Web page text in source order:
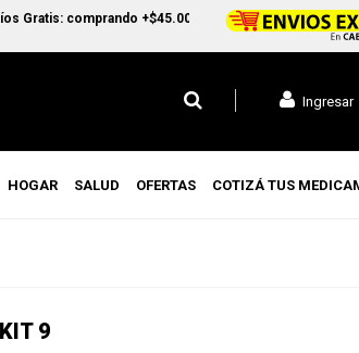
comprando +$45.000 en CABA y GBA1 y +$99.000 a
Ingresar
HOGAR SALUD OFERTAS COTIZÁ TUS
9